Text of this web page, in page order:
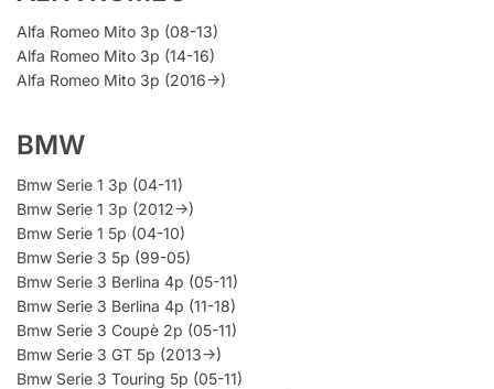
Alfa Romeo Mito 3p (08-13)
Alfa Romeo Mito 3p (14-16)
Alfa Romeo Mito 3p (2016->)
BMW
Bmw Serie 1 3p (04-11)
Bmw Serie 1 3p (2012->)
Bmw Serie 1 5p (04-10)
Bmw Serie 3 5p (99-05)
Bmw Serie 3 Berlina 4p (05-11)
Bmw Serie 3 Berlina 4p (11-18)
Bmw Serie 3 Coupè 2p (05-11)
Bmw Serie 3 GT 5p (2013->)
Bmw Serie 3 Touring 5p (05-11)